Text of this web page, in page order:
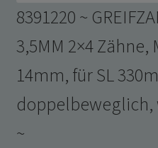
8391220 ~
3,5MM 2×4
14mm, für SL
~